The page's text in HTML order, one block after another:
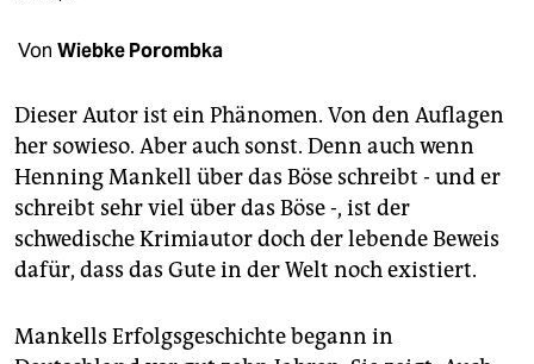
fragen & hilfe
abo
genossenschaft
epaper login
Von Wiebke Porombka
Dieser Autor ist ein Phänomen. Von den Auflagen
her sowieso. Aber auch sonst. Denn auch wenn
Henning Mankell über das Böse schreibt - und er
schreibt sehr viel über das Böse -, ist der
schwedische Krimiautor doch der lebende Beweis
dafür, dass das Gute in der Welt noch existiert.
Mankells Erfolgsgeschichte begann in